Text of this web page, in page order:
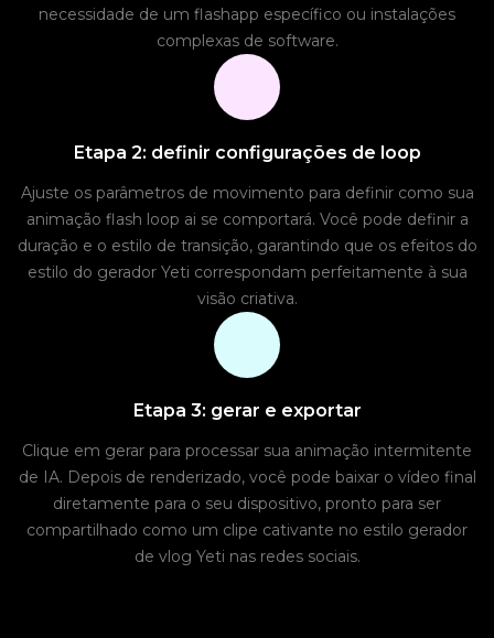
necessidade de um flashapp específico ou instalações
complexas de software.
Etapa 2: definir configurações de loop
Ajuste os parâmetros de movimento para definir como sua
animação flash loop ai se comportará. Você pode definir a
duração e o estilo de transição, garantindo que os efeitos do
estilo do gerador Yeti correspondam perfeitamente à sua
visão criativa.
Etapa 3: gerar e exportar
Clique em gerar para processar sua animação intermitente
de IA. Depois de renderizado, você pode baixar o vídeo final
diretamente para o seu dispositivo, pronto para ser
compartilhado como um clipe cativante no estilo gerador
de vlog Yeti nas redes sociais.